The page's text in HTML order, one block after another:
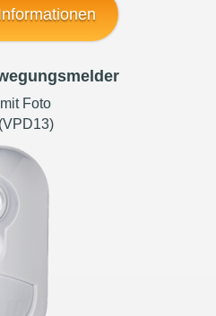
mit Foto
(VPD13)